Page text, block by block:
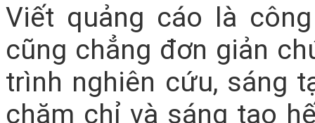
Viết quảng cáo là
cũng chẳng đơn giản
trình nghiên cứu, sáng
chăm chỉ và sáng tạo